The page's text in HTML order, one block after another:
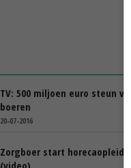
TV: 500 miljoen euro steun voor
boeren
20-07-2016
Zorgboer start horecaopleiding
(video)